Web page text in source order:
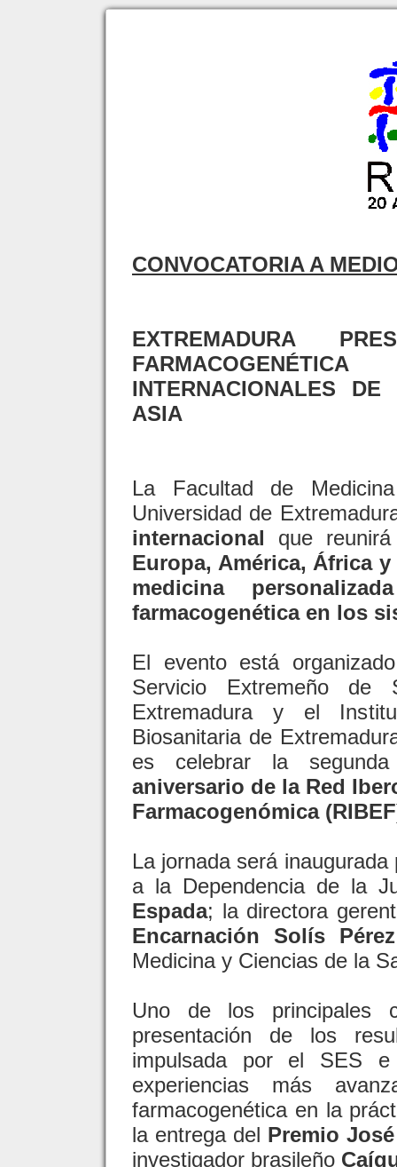
CONVOCATORIA A
EXTREMADURA
INTERNACIONALES
ASIA
La Facultad de
Universidad de
internacional que
Europa, América, África
medicina
farmacogenética en los
El evento está
Servicio Extremeño de
Extremadura y el
Biosanitaria de
es celebrar la
aniversario de la Red
Farmacogenómica
La jornada será
a la Dependencia de la
Espada; la directora
Encarnación Solís Pérez
Medicina y Ciencias de la
Uno de los principales
presentación de los
impulsada por el SES
experiencias más
farmacogenética en la
la entrega del Premio
investigador brasileño